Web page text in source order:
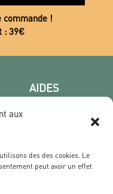
aux
des des cookies. Le
peut avoir un effet
commande !
: 39€
AIDES